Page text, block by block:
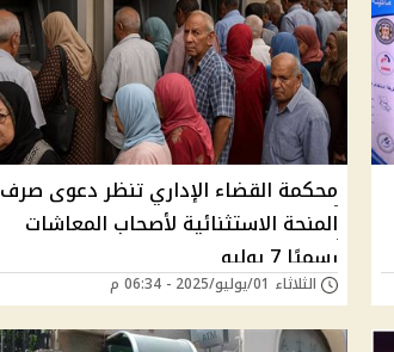
محكمة القضاء الإداري تنظر دعوى صرف
المنحة الاستثنائية لأصحاب المعاشات
رسميًا 7 يوليو
الثلاثاء 01/يوليو/2025 - 06:34 م